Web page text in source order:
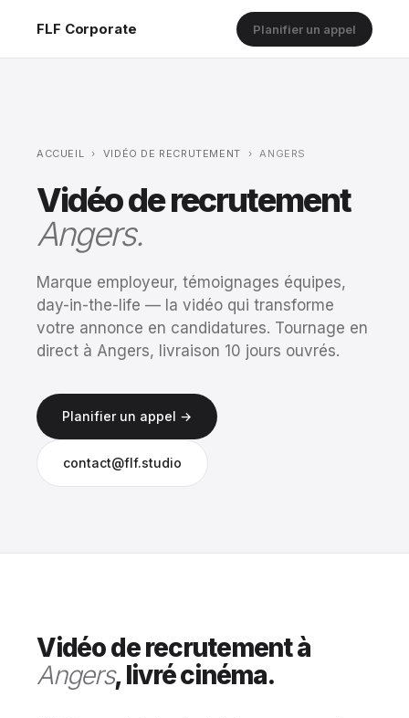
FLF Corporate Planifier un appel
ACCUEIL › VIDÉO DE RECRUTEMENT › ANGERS
Vidéo de recrutement
Angers.
Marque employeur, témoignages équipes,
day-in-the-life — la vidéo qui transforme
votre annonce en candidatures. Tournage en
direct à Angers, livraison 10 jours ouvrés.
Planifier un appel →
contact@flf.studio
Vidéo de recrutement à
Angers, livré cinéma.